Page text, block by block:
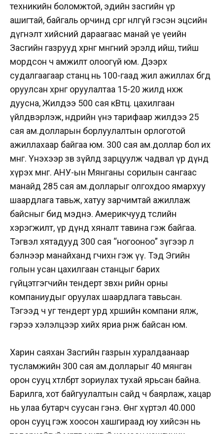
техникийн боломжтой, эдийн засгийн үр
ашигтай, байгаль орчинд сөрөг нөлөөгүй гэсэн эцсийн
дүгнэлт хийсний дараагаас манай үе үеийн
Засгийн газрууд хөрөнгө мөнгөний эрэлд ийш, тийш
мордсон ч амжилт олоогүй юм. Дээрх
судалгаагаар станц нь 100-гаад жил ажиллах бөгөөд
оруулсан хөрөнгө оруулалтаа 15-20 жилд нөхөж
дуусна, Жилдээ 500 сая кВтц. цахилгаан
үйлдвэрлэж, өнөөдрийн үнэ тарифаар жилдээ 25
сая ам.долларын борлуулалтын орлоготой
ажиллахаар байгаа юм. 300 сая ам.доллар бол их
мөнгө. Үнэхээр зөв зүйлд зарцуулж чадвал үр дүнд
хүрэх мөнгө. АНУ-ын Мянганы сорилын сангаас
манайд 285 сая ам.долларыг олгохдоо ямархуу
шаардлага тавьж, хатуу зарчимтай ажиллаж
байсныг бид мэднэ. Америкчууд төслийн
хэрэгжилт, үр дүнд хяналт тавина гэж байгаа.
Тэгвэл хятадууд 300 сая “ногооноо” зүгээр л
бэлнээр манайханд өгчихнө гэж үү. Тэд Эгийн
голын усан цахилгаан станцыг барих
гүйцэтгэгчийн тендерт зөвхөн өөрийн орны
компаниудыг оруулах шаардлага тавьсан.
Тэгээд ч уг тендерт урд хөршийн компани ялж,
гэрээ хэлэлцээр хийх яриа өрнөж байсан юм.
Харин саяхан Засгийн газрын хуралдаанаар
тусламжийн 300 сая ам.долларыг 40 мянган
орон сууц хөтөлбөрт зориулах тухай ярьсан байна.
Барилга, хот байгуулалтын сайд ч баярлаж, хацар
нь улаа бутарч суусан гэнэ. Өнөөг хүртэл 40.000
орон сууц гэж хоосон хашгираад юу хийсэн нь